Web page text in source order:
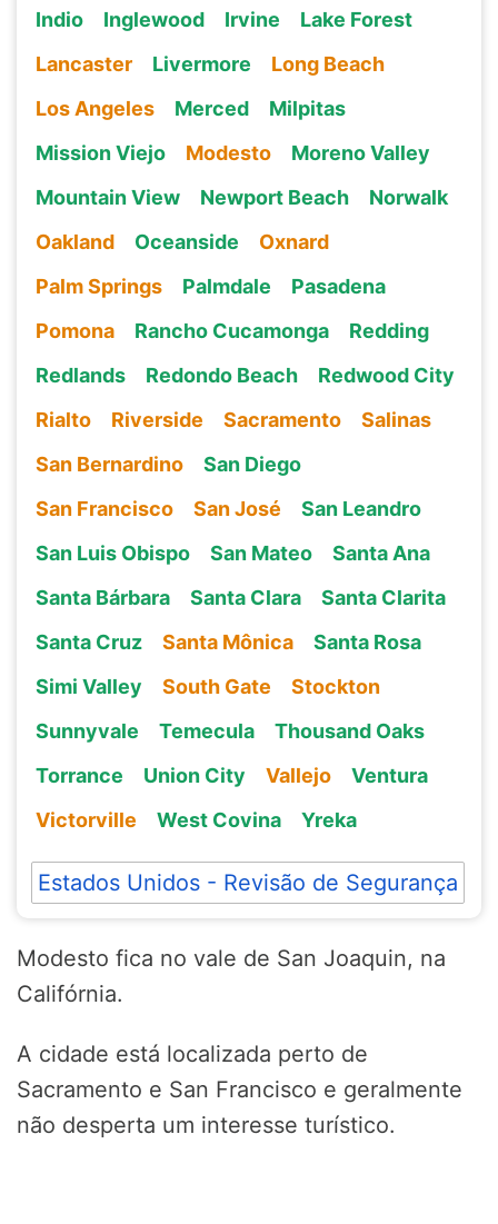
Indio
Inglewood Irvine
Lake Forest
Lancaster
Livermore
Long Beach
Los Angeles
Merced
Milpitas
Mission Viejo
Modesto
Moreno Valley
Mountain View
Newport Beach
Norwalk
Oakland
Oceanside
Oxnard
Palm Springs
Palmdale
Pasadena
Pomona
Rancho Cucamonga
Redding
Redlands
Redondo Beach
Redwood City
Rialto
Riverside Sacramento
Salinas
San Bernardino
San Diego
San Francisco
San José
San Leandro
San Luis Obispo
San Mateo
Santa Ana
Santa Bárbara
Santa Clara
Santa Clarita
Santa Cruz
Santa Mônica
Santa Rosa
Simi Valley
South Gate
Stockton
Sunnyvale
Temecula
Thousand Oaks
Torrance
Union City Vallejo
Ventura
Victorville
West Covina Yreka
Estados Unidos - Revisão de Segurança
Modesto fica no vale de San Joaquin, na
Califórnia.
A cidade está localizada perto de
Sacramento e San Francisco e geralmente
não desperta um interesse turístico.